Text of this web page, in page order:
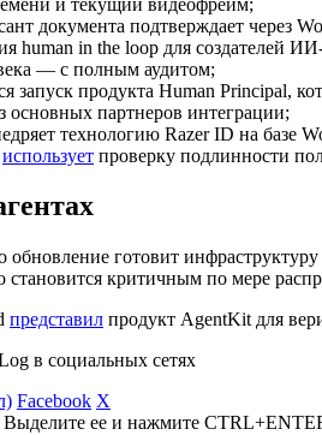
документа подтверждает через
human in the loop для создателей
— с полным аудитом;
запуск продукта Human Principal,
партнеров интеграции;
технологию Razer ID на базе
использует проверку подлинности
готовит
критичным по мере
представил продукт AgentKit для
в социальных сетях
Facebook X
ее и нажмите